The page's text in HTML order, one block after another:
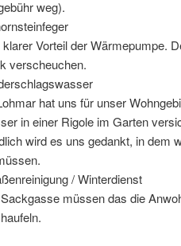
weg).
Vorteil der Wärmepumpe.
verscheuchen.
hat uns für unser
in einer Rigole im Garten
wird es uns gedankt, in dem
/ Winterdienst
müssen das die